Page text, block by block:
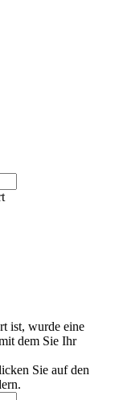
ist, wurde eine
dem Sie Ihr
Sie auf den